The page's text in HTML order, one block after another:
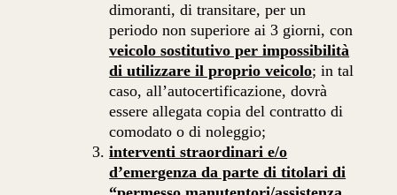
dimoranti, di transitare, per un
periodo non superiore ai 3 giorni, con
veicolo sostitutivo per impossibilità
di utilizzare il proprio veicolo; in tal
caso, all’autocertificazione, dovrà
essere allegata copia del contratto di
comodato o di noleggio;
interventi straordinari e/o
d’emergenza da parte di titolari di